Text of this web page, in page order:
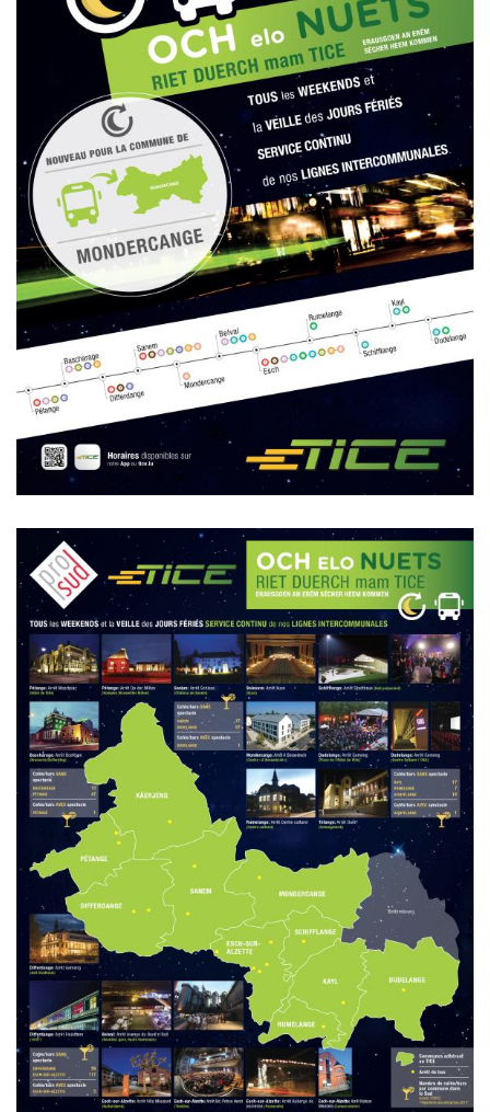
Un rendez-vous en dehors des plages d’ouverture peut être
demandé par email ou par téléphone auprès des services
Les bureaux du Service Urbanisme et Développement Durable
resteront fermés au public les après-midis.
Contactez-
nous
Tél. +352 55 05 74-1
Fax. +352 57 21 66
commune@mondercange.lu
Conditions d'utilisations Politique de confidentialité